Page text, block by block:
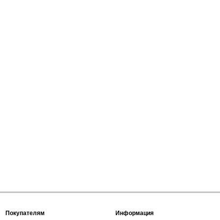
Покупателям Информация